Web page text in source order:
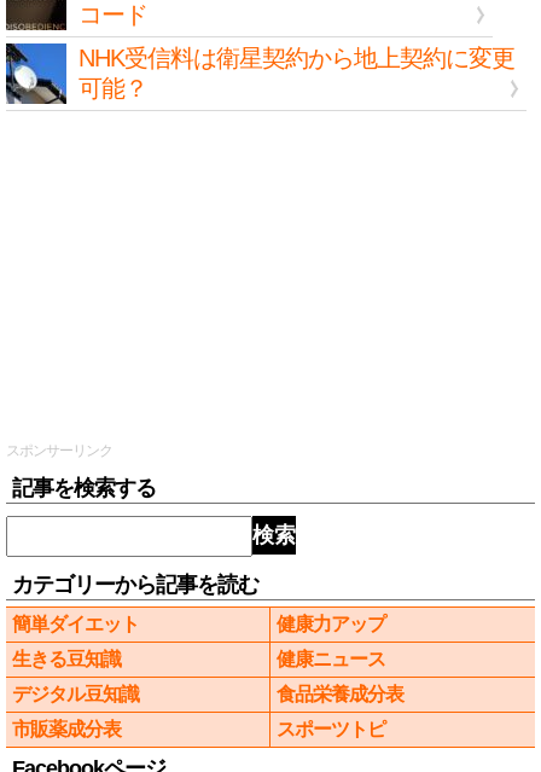
コード
NHK受信料は衛星契約から地上契約に変更
可能？
スポンサーリンク
記事を検索する
検索
カテゴリーから記事を読む
簡単ダイエット
健康力アップ
生きる豆知識
健康ニュース
デジタル豆知識
食品栄養成分表
市販薬成分表
スポーツトピ